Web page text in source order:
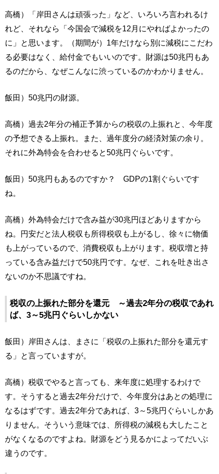
高橋）「岸田さんは頑張った」など、いろいろ言われるけ
れど、それなら「今国会で減税を12月にやればよかったの
に」と思います。（期間が）1年だけなら別に減税にこだわ
る必要はなく、給付金でもいいのです。財源は50兆円もあ
るのだから、なぜこんなに渋っているのかわかりません。
飯田）50兆円の財源。
高橋）過去2年分の補正予算からの税収の上振れと、今年度
の予想できる上振れ。また、過年度分の経済対策の余り。
それに外為特会を合わせると50兆円ぐらいです。
飯田）50兆円もあるのですか？ GDPの1割ぐらいです
ね。
高橋）外為特会だけで含み益が30兆円ほどありますから
ね。円安だと法人税収も所得税収も上がるし、徐々に物価
も上がっているので、消費税収も上がります。税収増と持
っている含み益だけで50兆円です。なぜ、これを吐き出さ
ないのか不思議ですね。
税収の上振れた部分を還元 ～過去2年分の税収であれ
ば、3～5兆円ぐらいしかない
飯田）岸田さんは、まさに「税収の上振れた部分を還元す
る」と言っていますが。
高橋）税収でやると言っても、来年度に処理するわけで
す。そうすると過去2年分だけで、今年度分はあとの処理に
なるはずです。過去2年分であれば、3～5兆円ぐらいしかあ
りません。そういう意味では、所得税の減税も大したこと
がなくなるのですよね。財源をどう見るかによってだいぶ
違うのです。